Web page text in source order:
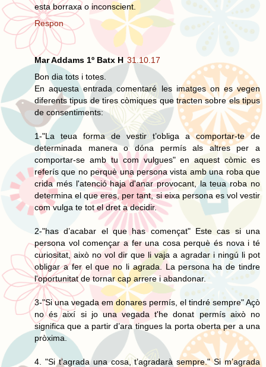
esta borraxa o inconscient.
Respon
Mar Addams 1º Batx H 31.10.17
Bon dia tots i totes.
En aquesta entrada comentaré les imatges on es vegen
diferents tipus de tires còmiques que tracten sobre els tipus
de consentiments:
1-"La teua forma de vestir t’obliga a comportar-te de
determinada manera o dóna permís als altres per a
comportar-se amb tu com vulgues" en aquest còmic es
referís que no perquè una persona vista amb una roba que
crida més l'atenció haja d'anar provocant, la teua roba no
determina el que eres, per tant, si eixa persona es vol vestir
com vulga te tot el dret a decidir.
2-"has d’acabar el que has començat" Este cas si una
persona vol començar a fer una cosa perquè és nova i té
curiositat, això no vol dir que li vaja a agradar i ningú li pot
obligar a fer el que no li agrada. La persona ha de tindre
l'oportunitat de tornar cap arrere i abandonar.
3-"Si una vegada em donares permís, el tindré sempre" Açò
no és així si jo una vegada t'he donat permís això no
significa que a partir d’ara tingues la porta oberta per a una
pròxima.
4. "Si t’agrada una cosa, t’agradarà sempre." Si m’agrada